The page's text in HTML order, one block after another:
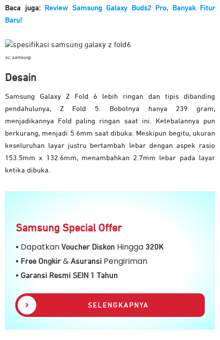
Baca juga:Review Samsung Galaxy Buds2 Pro, Banyak Fitur
Baru!
sc: samsung
Desain
Samsung Galaxy Z Fold 6 lebih ringan dan tipis dibanding
pendahulunya, Z Fold 5. Bobotnya hanya 239 gram,
menjadikannya Fold paling ringan saat ini. Ketebalannya pun
berkurang, menjadi 5.6mm saat dibuka. Meskipun begitu, ukuran
keseluruhan layar justru bertambah lebar dengan aspek rasio
153.5mm x 132.6mm, menambahkan 2.7mm lebar pada layar
ketika dibuka.
Samsung Special Offer
• Dapatkan Voucher Diskon Hingga 320K
• Free Ongkir & Asuransi Pengiriman
• Garansi Resmi SEIN 1 Tahun
SELENGKAPNYA